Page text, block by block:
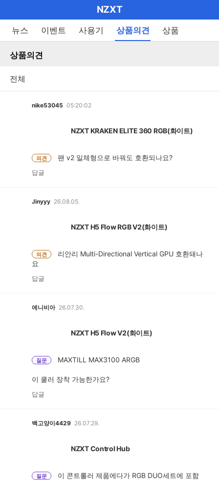
메
뉴
기
NZXT
랜
뉴스 이벤트 사용기 상품의견 상품
상품의견
nike53045 05:20:02
NZXT KRAKEN ELITE 360 RGB(화이트)
의견 팬 v2 일체형으로 바꿔도 호환되나요?
답글
Jinyyy 26.08.05.
NZXT H5 Flow RGB V2(화이트)
의견
리안리 Multi-Directional Vertical GPU 호환돼나
요
답글
에니비아 26.07.30.
NZXT H5 Flow V2(화이트)
질문 MAXTILL MAX3100 ARGB
이 쿨러 장착 가능한가요?
답글
백고양이4429 26.07.29.
NZXT Control Hub
질문
이 콘트롤러 제품에다가 RGB DUO세트에 포함